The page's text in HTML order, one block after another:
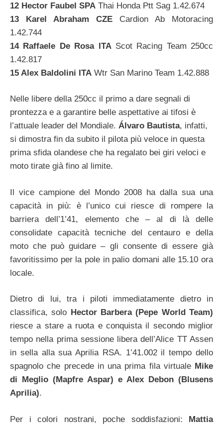
12 Hector Faubel SPA Thai Honda Ptt Sag 1.42.674
13 Karel Abraham CZE Cardion Ab Motoracing
1.42.744
14 Raffaele De Rosa ITAScot Racing Team 250cc
1.42.817
15 Alex Baldolini ITA Wtr San Marino Team 1.42.888
Nelle libere della 250cc il primo a dare segnali di
prontezza e a garantire belle aspettative ai tifosi è
l’attuale leader del Mondiale. Álvaro Bautista, infatti,
si dimostra fin da subito il pilota più veloce in questa
prima sfida olandese che ha regalato bei giri veloci e
moto tirate già fino al limite.
Il vice campione del Mondo 2008 ha dalla sua una
capacità in più: è l’unico cui riesce di rompere la
barriera dell’1’41, elemento che – al di là delle
consolidate capacità tecniche del centauro e della
moto che può guidare – gli consente di essere già
favoritissimo per la pole in palio domani alle 15.10 ora
locale.
Dietro di lui, tra i piloti immediatamente dietro in
classifica, solo Hector Barbera (Pepe World Team)
riesce a stare a ruota e conquista il secondo miglior
tempo nella prima sessione libera dell’Alice TT Assen
in sella alla sua Aprilia RSA. 1’41.002 il tempo dello
spagnolo che precede in una prima fila virtualeMike
di Meglio (Mapfre Aspar) e Alex Debon (Blusens
Aprilia).
Per i colori nostrani, poche soddisfazioni: Mattia